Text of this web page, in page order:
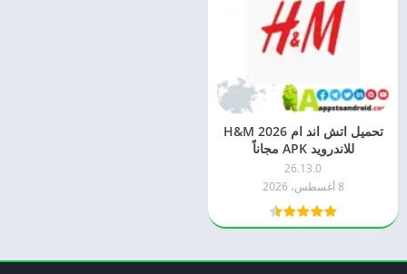
تحميل اتش اند ام 2026 H&M
للاندرويد APK مجاناً
26.13.0
8 أغسطس، 2026